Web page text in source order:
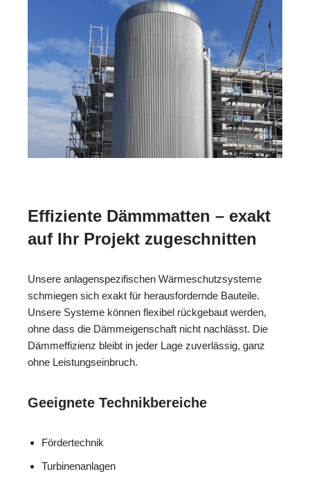
Effiziente Dämmmatten – exakt
auf Ihr Projekt zugeschnitten
Unsere anlagenspezifischen Wärmeschutzsysteme
schmiegen sich exakt für herausfordernde Bauteile.
Unsere Systeme können flexibel rückgebaut werden,
ohne dass die Dämmeigenschaft nicht nachlässt. Die
Dämmeffizienz bleibt in jeder Lage zuverlässig, ganz
ohne Leistungseinbruch.
Geeignete Technikbereiche
Fördertechnik
Turbinenanlagen